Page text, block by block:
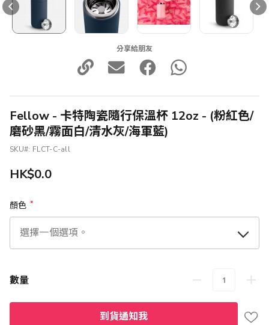
分享給朋友
Fellow - 卡特陶瓷隨行保溫杯 12oz - (粉紅色/
磨砂黑/霧面白/清水灰/海軍藍)
SKU FLCT-C-all
HK$0.0
顏色
數量
到貨通知我